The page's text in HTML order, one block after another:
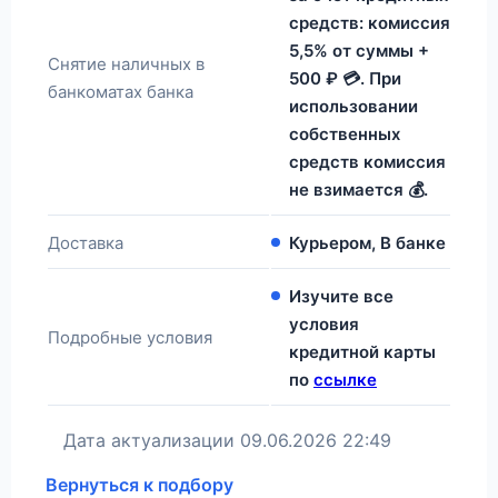
Снятие наличных в
банкоматах банка
средств: комиссия
5,5% от суммы +
500 ₽ 💳. При
использовании
собственных
средств комиссия
не взимается 💰.
Доставка Курьером, В банке
Подробные условия
Изучите все
условия
кредитной карты
по ссылке
Дата актуализации 09.06.2026 22:49
Вернуться к подбору